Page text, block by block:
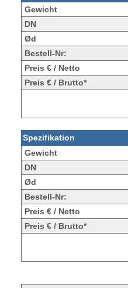
Gewicht
DN
Ød
Bestell-Nr:
Preis € / Netto
Preis € / Brutto*
Spezifikation
Gewicht
DN
Ød
Bestell-Nr:
Preis € / Netto
Preis € / Brutto*